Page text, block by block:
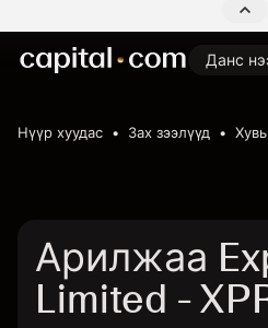
Данс
Нүүр хуудас Зах зээлүүд
Арилжаа
Limited -